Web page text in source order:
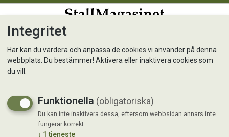
Melass 14 kg
Integritet
Här kan du värdera och anpassa de cookies vi använder på denna
webbplats. Du bestämmer! Aktivera eller inaktivera cookies som
du vill.
Funktionella (obligatoriska)
Du kan inte inaktivera dessa, eftersom webbsidan annars inte
fungerar korrekt.
↓ 1 tjeneste